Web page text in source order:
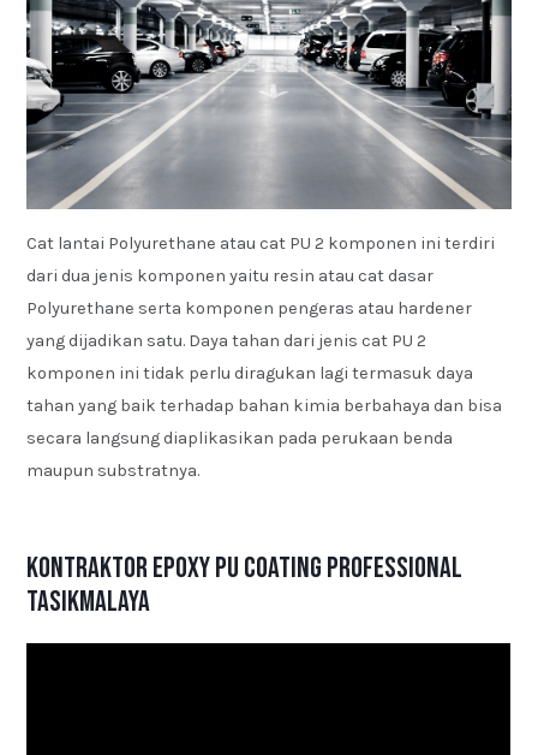
Cat lantai Polyurethane atau cat PU 2 komponen ini terdiri
dari dua jenis komponen yaitu resin atau cat dasar
Polyurethane serta komponen pengeras atau hardener
yang dijadikan satu. Daya tahan dari jenis cat PU 2
komponen ini tidak perlu diragukan lagi termasuk daya
tahan yang baik terhadap bahan kimia berbahaya dan bisa
secara langsung diaplikasikan pada perukaan benda
maupun substratnya.
Kontraktor Epoxy PU Coating Professional
Tasikmalaya